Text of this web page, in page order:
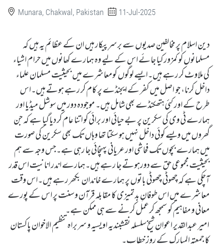
Munara, Chakwal, Pakistan 11-Jul-2025
دین اسلام پر مخالفین صدیوں سے برسرِپیکار ہیں ان کے عظائم یہ ہیں کہ
مسلمانوں کو کمزور کیا جائے اس کے لیے وہ ہمارے کھانوں میں حرام اشیاء
کی ملاوٹ کر رہے ہیں۔ایسے لوگوں کومعاشرے میں بحیثیت مسلمان علماء
داخل کرنا، جو اصل میں کفر کے ایجنڈے پر کام کر رہے ہوتے ہیں۔اس
طرح کے اور کئی ہتھکنڈے بھی شامل ہیں۔ موجودہ دور میں سوشل میڈیا اور
ہمارے ٹی وی کی سکرین پر بے حیائی اور برائی کو اتنا عام کر دیا گیا ہے کہ جن
گھروں میں ویسے کوئی داخل نہیں ہو سکتا تھا وہاں تک بھی سکرین کی صورت
میں ہمارے بچوں تک فحاشی اور عریانی پہنچائی جا رہی ہے۔جس وجہ سے ہم
بحیثیت مجموعی حق سے دورہوتے جا رہے ہیں۔ہمارے اندر انانیت اس قدر
آچکی ہے کہ چھوٹی چھوٹی باتوں پر ہمارے خاندان بکھر رہے ہیں۔اس وقت
معاشرے میں اس طوفانِ بدتمیزی کا مقابلہ قرآن و سنت پر اس کے پورے
معانی و مفاہیم کو سمجھ کر عمل کرنے سے ہی ممکن ہے۔
امیر عبدالقدیر اعوان شیخ سلسلہ نقشبندیہ اویسیہ و سربراہ تنظیم الاخوان پاکستان